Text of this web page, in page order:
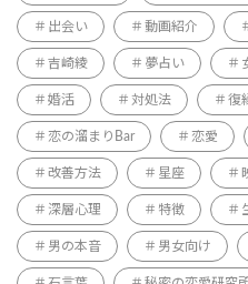
出会い 動画紹介
吉崎綾 夢占い
婚活 対処法 復
恋の溜まりBar 恋愛
改善方法 星座
深層心理 特徴
男の本音 男女向け